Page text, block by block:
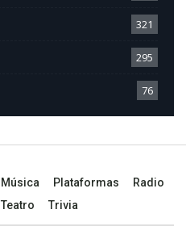
321
295
76
Música Plataformas
Radio
Teatro Trivia